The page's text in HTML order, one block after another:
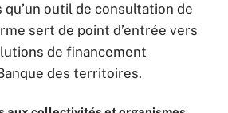
qu’un outil de consultation de
sert de point d’entrée vers
de financement
des territoires.